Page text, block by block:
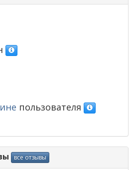
пользователя
все отзывы